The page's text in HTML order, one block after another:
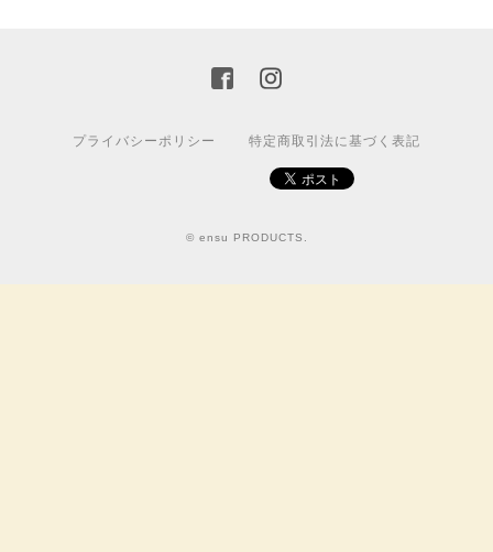
プライバシーポリシー 特定商取引法に基づく表記
© ensu PRODUCTS.